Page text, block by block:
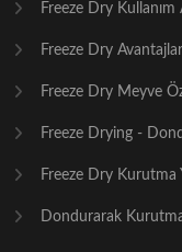
Freeze Dry Kullanım
Freeze Dry
Freeze Dry Meyve
Freeze Drying -
Freeze Dry
Dondurarak